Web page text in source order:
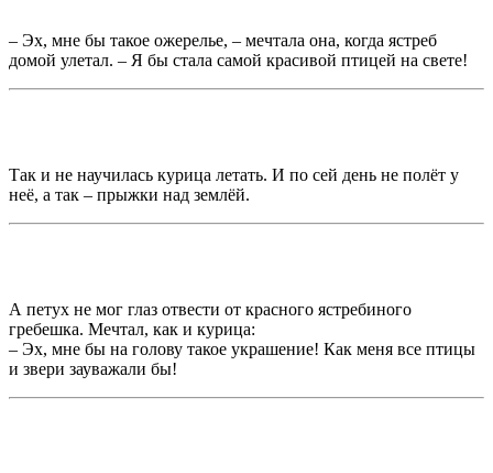
– Эх, мне бы такое ожерелье, – мечтала она, когда ястреб
домой улетал. – Я бы стала самой красивой птицей на свете!
Так и не научилась курица летать. И по сей день не полёт у
неё, а так – прыжки над землёй.
А петух не мог глаз отвести от красного ястребиного
гребешка. Мечтал, как и курица:
– Эх, мне бы на голову такое украшение! Как меня все птицы
и звери зауважали бы!